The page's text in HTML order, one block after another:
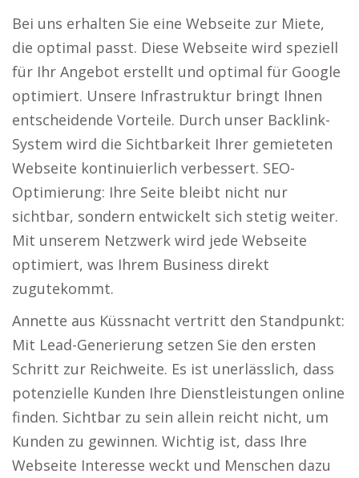
Bei uns erhalten Sie eine Webseite zur Miete,
die optimal passt. Diese Webseite wird speziell
für Ihr Angebot erstellt und optimal für Google
optimiert. Unsere Infrastruktur bringt Ihnen
entscheidende Vorteile. Durch unser Backlink-
System wird die Sichtbarkeit Ihrer gemieteten
Webseite kontinuierlich verbessert. SEO-
Optimierung: Ihre Seite bleibt nicht nur
sichtbar, sondern entwickelt sich stetig weiter.
Mit unserem Netzwerk wird jede Webseite
optimiert, was Ihrem Business direkt
zugutekommt.
Annette aus Küssnacht vertritt den Standpunkt:
Mit Lead-Generierung setzen Sie den ersten
Schritt zur Reichweite. Es ist unerlässlich, dass
potenzielle Kunden Ihre Dienstleistungen online
finden. Sichtbar zu sein allein reicht nicht, um
Kunden zu gewinnen. Wichtig ist, dass Ihre
Webseite Interesse weckt und Menschen dazu